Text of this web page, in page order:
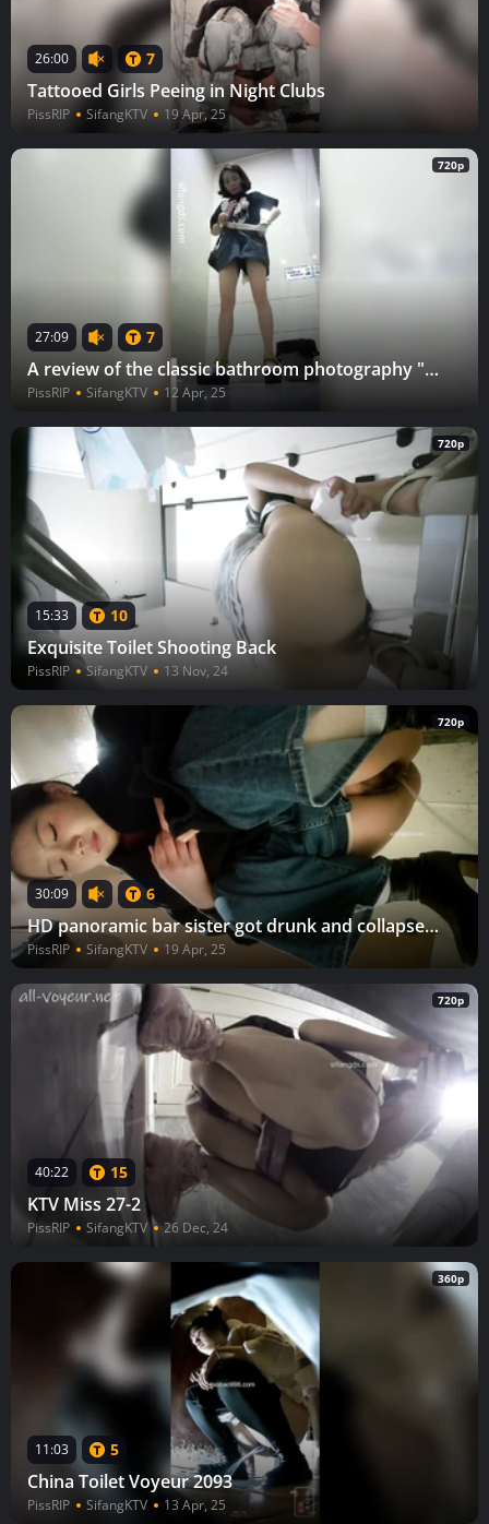
26:00 7
Tattooed Girls Peeing in Night Clubs
PissRIP SifangKTV 19 Apr, 25
720p
27:09 7
A review of the classic bathroom photography "Shopping Guide"
PissRIP SifangKTV 12 Apr, 25
720p
15:33 10
Exquisite Toilet Shooting Back
PissRIP SifangKTV 13 Nov, 24
720p
30:09 6
HD panoramic bar sister got drunk and collapsed 24V
PissRIP SifangKTV 19 Apr, 25
720p
40:22 15
KTV Miss 27-2
PissRIP SifangKTV 26 Dec, 24
360p
11:03 5
China Toilet Voyeur 2093
PissRIP SifangKTV 13 Apr, 25